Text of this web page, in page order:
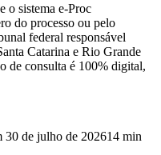
o sistema e-Proc
do processo ou pelo
federal responsável
Catarina e Rio Grande
de consulta é 100% digital,
30 de julho de 202614 min